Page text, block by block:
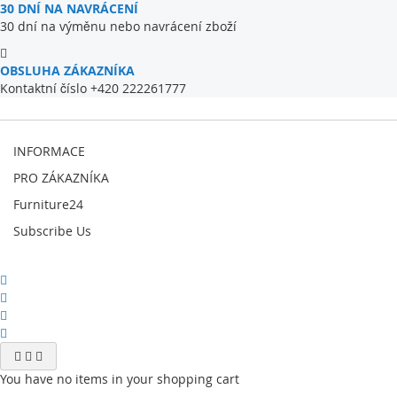
Bezúchytkový design
nábytku jednoduchý, a přitom sofistikovaný vzhled.
Vyberte si komodu
do svého interiéru nový rozměr stylu a funkčnosti!
30 DNÍ NA NAVRÁCENÍ
30 dní na výměnu nebo navrácení zboží
OBSLUHA ZÁKAZNÍKA
Kontaktní číslo +420 222261777
INFORMACE
PRO ZÁKAZNÍKA
Furniture24
Subscribe Us
You have no items in your shopping cart